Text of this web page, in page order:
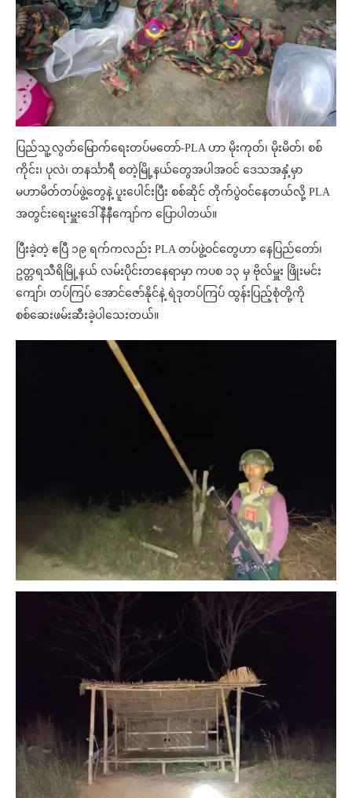
ပြည်သူ့လွတ်မြောက်ရေးတပ်မတော်-PLA ဟာ မိုးကုတ်၊ မိုးမိတ်၊ စစ်
ကိုင်း၊ ပုလဲ၊ တနင်္သာရီ စတဲ့မြို့နယ်တွေအပါအဝင် ဒေသအနှံ့မှာ
မဟာမိတ်တပ်ဖွဲ့တွေနဲ့ ပူးပေါင်းပြီး စစ်ဆိုင် တိုက်ပွဲဝင်နေတယ်လို့ PLA
အတွင်းရေးမှူးဒေါ်နီနီကျော်က ပြောပါတယ်။
ပြီးခဲ့တဲ့ ဧပြီ ၁၉ ရက်ကလည်း PLA တပ်ဖွဲ့ဝင်တွေဟာ နေပြည်တော်၊
ဥတ္တရသီရိမြို့နယ် လမ်းပိုင်းတနေရာမှာ ကပစ ၁၃ မှ ဗိုလ်မှူး ဖြိုးမင်း
ကျော်၊ တပ်ကြပ် အောင်ဇော်နိုင်နဲ့ ရဲဒုတပ်ကြပ် ထွန်းပြည့်စုံတို့ကို
စစ်ဆေးဖမ်းဆီးခဲ့ပါသေးတယ်။